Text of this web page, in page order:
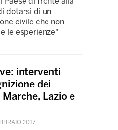
dotarsi di un
civile che non
le esperienze"
interventi
dei
Lazio e
2017